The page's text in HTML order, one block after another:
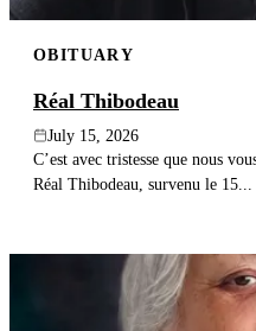
OBITUARY
Réal Thibodeau
July 15, 2026
C’est avec tristesse que nous
Réal Thibodeau, survenu le 15...